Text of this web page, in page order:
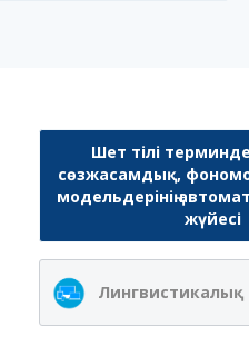
Шет тілі
сөзжасамдық,
модельдерінің
жүйесі
Лингвистикалық